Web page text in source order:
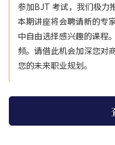
参加BJT 考试，我们极力
本期讲座将会聘请新的专
中自由选择感兴趣的课程
频。请借此机会加深您对
您的未来职业规划。